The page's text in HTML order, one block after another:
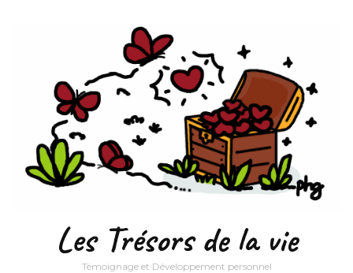
Les Trésors de la vie
Témoignage et Développement personnel